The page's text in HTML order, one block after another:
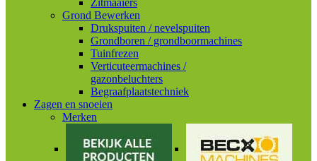
Zitmaaiers
Grond Bewerken
Drukspuiten / nevelspuiten
Grondboren / grondboormachines
Tuinfrezen
Verticuteermachines /
gazonbeluchters
Begraafplaatstechniek
Zagen en snoeien
Merken